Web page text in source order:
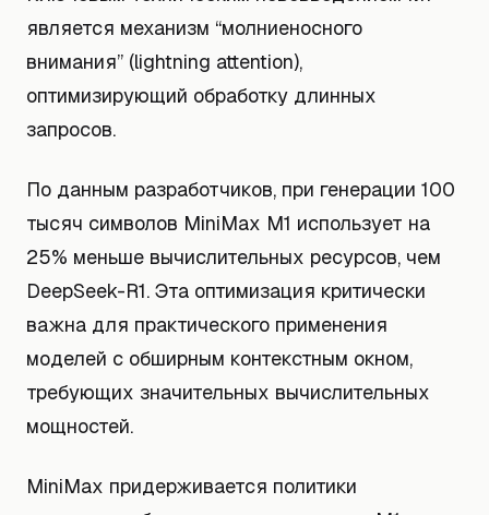
является механизм “молниеносного
внимания” (lightning attention),
оптимизирующий обработку длинных
запросов.
По данным разработчиков, при генерации 100
тысяч символов MiniMax M1 использует на
25% меньше вычислительных ресурсов, чем
DeepSeek-R1. Эта оптимизация критически
важна для практического применения
моделей с обширным контекстным окном,
требующих значительных вычислительных
мощностей.
MiniMax придерживается политики